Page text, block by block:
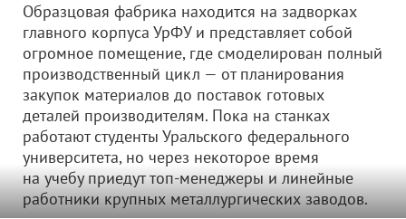
Образцовая фабрика находится на задворках
главного корпуса УрФУ и представляет собой
огромное помещение, где смоделирован полный
производственный цикл — от планирования
закупок материалов до поставок готовых
деталей производителям. Пока на станках
работают студенты Уральского федерального
университета, но через некоторое время
на учебу приедут топ-менеджеры и линейные
работники крупных металлургических заводов.